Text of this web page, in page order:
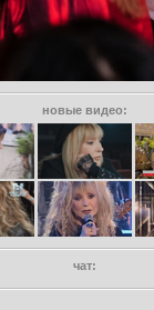
новые видео:
чат: